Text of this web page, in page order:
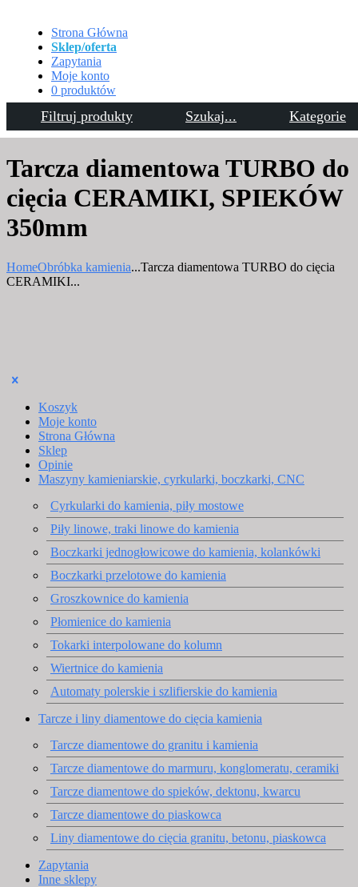
Filtruj produkty Szukaj... Kategorie
Strona Główna
Sklep/oferta
Zapytania
Moje konto
0 produktów
Kontakt
Tarcza diamentowa TURBO do
cięcia CERAMIKI, SPIEKÓW
350mm
HomeObróbka kamienia...Tarcza diamentowa TURBO do cięcia
CERAMIKI...
Koszyk
Moje konto
Strona Główna
Sklep
Opinie
Maszyny kamieniarskie, cyrkularki, boczkarki, CNC
Cyrkularki do kamienia, piły mostowe
Piły linowe, traki linowe do kamienia
Boczkarki jednogłowicowe do kamienia, kolankówki
Boczkarki przelotowe do kamienia
Groszkownice do kamienia
Płomienice do kamienia
Tokarki interpolowane do kolumn
Wiertnice do kamienia
Automaty polerskie i szlifierskie do kamienia
Tarcze i liny diamentowe do cięcia kamienia
Tarcze diamentowe do granitu i kamienia
Tarcze diamentowe do marmuru, konglomeratu, ceramiki
Tarcze diamentowe do spieków, dektonu, kwarcu
Tarcze diamentowe do piaskowca
Liny diamentowe do cięcia granitu, betonu, piaskowca
Zapytania
Inne sklepy